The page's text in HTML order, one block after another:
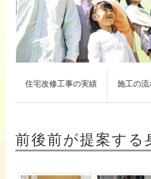
住宅改修工事の実績 施工の流
前後前が提案する